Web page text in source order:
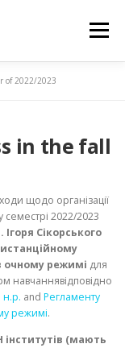
Меню
DOCUMENTS
of 2022/2023
in the fall
щодо організації
семестрі 2022/2023
Ігоря Сікорського
очному режимі для
навчаннявідповідно
н.р. and Регламенту
режимі.
(мають